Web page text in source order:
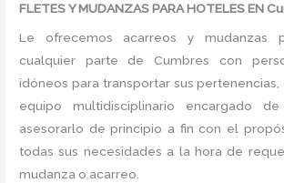
FLETES Y MUDANZAS PARA HOTELES EN
Le ofrecemos acarreos y mudanzas
cualquier parte de Cumbres con
idóneos para transportar sus
equipo multidisciplinario encargado
asesorarlo de principio a fin con el
todas sus necesidades a la hora de
mudanza o acarreo.